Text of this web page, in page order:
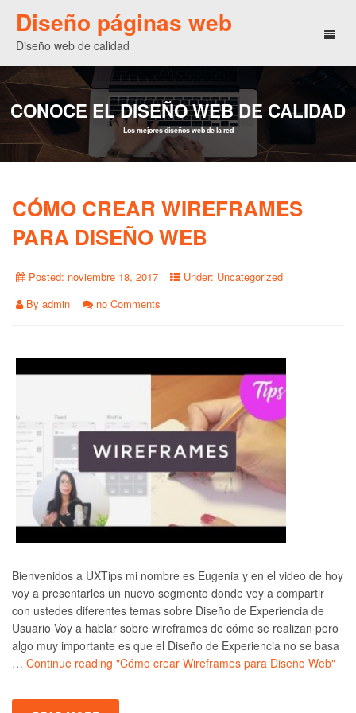
Diseño páginas web
Diseño web de calidad
CONOCE EL DISEÑO WEB DE CALIDAD
Los mejores diseños web de la red
CÓMO CREAR WIREFRAMES
PARA DISEÑO WEB
Posted: noviembre 18, 2017 Under: Uncategorized
By admin no Comments
Bienvenidos a UXTips mi nombre es Eugenia y en el video de hoy
voy a presentarles un nuevo segmento donde voy a compartir
con ustedes diferentes temas sobre Diseño de Experiencia de
Usuario Voy a hablar sobre wireframes de cómo se realizan pero
algo muy importante es que el Diseño de Experiencia no se basa
… Continue reading "Cómo crear Wireframes para Diseño Web"